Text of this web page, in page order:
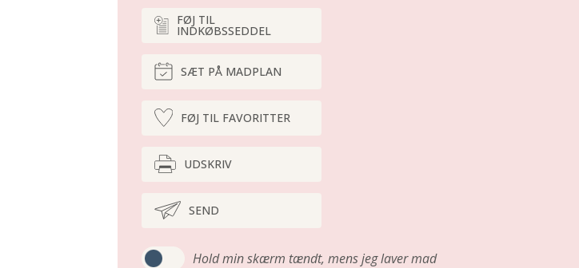
FØJ TIL
INDKØBSSEDDEL
SÆT PÅ MADPLAN
FØJ TIL FAVORITTER
UDSKRIV
SEND
Hold min skærm tændt, mens jeg laver mad